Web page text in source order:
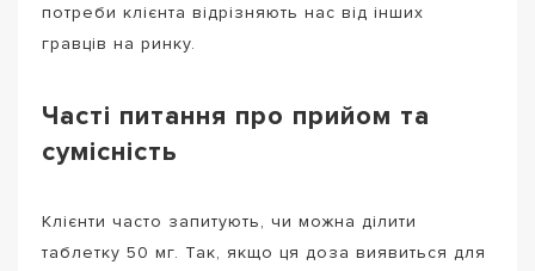
потреби клієнта відрізняють нас від інших
гравців на ринку.
Часті питання про прийом та
сумісність
Клієнти часто запитують, чи можна ділити
таблетку 50 мг. Так, якщо ця доза виявиться для